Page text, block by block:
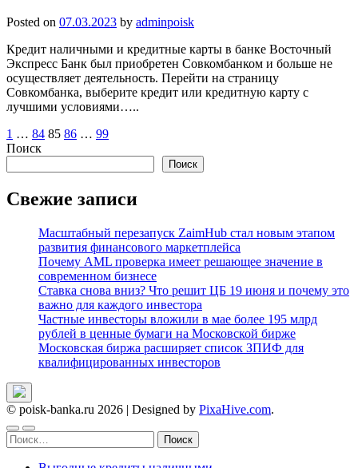
Posted on 07.03.2023 by adminpoisk
Кредит наличными и кредитные карты в банке Восточный
Экспресс Банк был приобретен Совкомбанком и больше не
осуществляет деятельность. Перейти на страницу
Совкомбанка, выберите кредит или кредитную карту с
лучшими условиями…..
Пагинация
записей
1 … 84 85 86 … 99
Поиск
Поиск
Свежие записи
Масштабный перезапуск ZaimHub стал новым этапом
развития финансового маркетплейса
Почему AML проверка имеет решающее значение в
современном бизнесе
Ставка снова вниз? Что решит ЦБ 19 июня и почему это
важно для каждого инвестора
Частные инвесторы вложили в мае более 195 млрд
рублей в ценные бумаги на Московской бирже
Московская биржа расширяет список ЗПИФ для
квалифицированных инвесторов
© poisk-banka.ru 2026 | Designed by PixaHive.com.
Найти: